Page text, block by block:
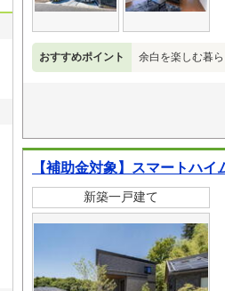
おすすめポイント 余白を楽しむ暮ら
【補助金対象】スマートハ
新築一戸建て